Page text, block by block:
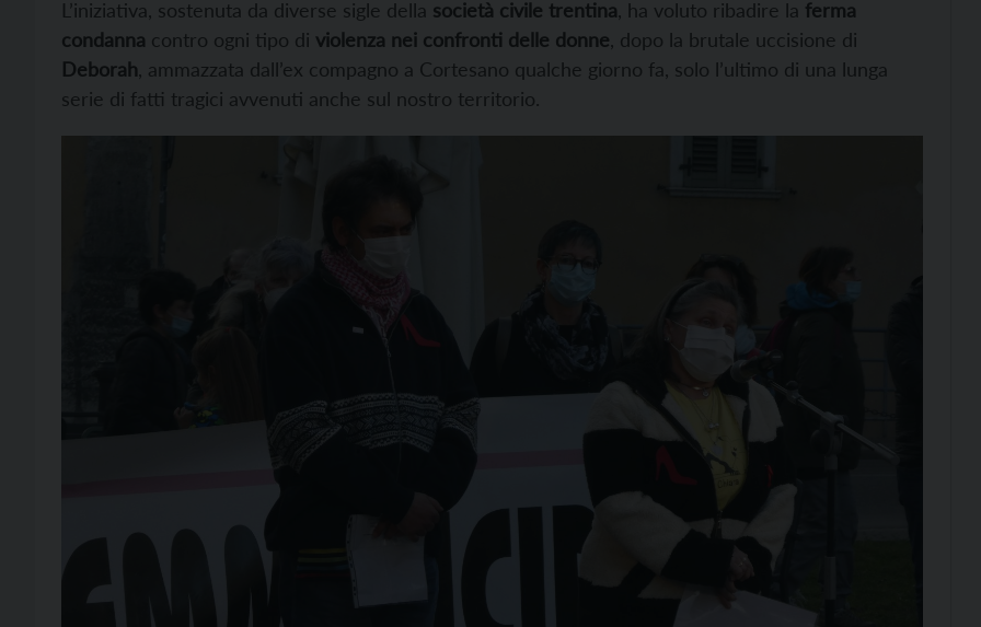
L’iniziativa, sostenuta da diverse sigle della società civile trentina, ha voluto ribadire la ferma
condanna contro ogni tipo di violenza nei confronti delle donne, dopo la brutale uccisione di
Deborah, ammazzata dall’ex compagno a Cortesano qualche giorno fa, solo l’ultimo di una lunga
serie di fatti tragici avvenuti anche sul nostro territorio.